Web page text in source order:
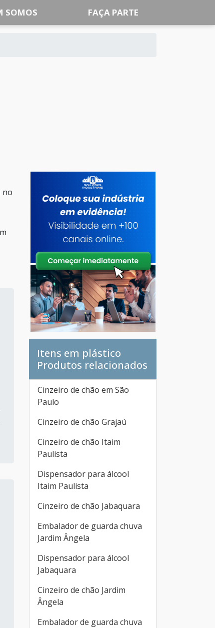
SOMOS FAÇA PARTE
no
Itens em plástico
Produtos relacionados
Cinzeiro de chão em São
Paulo
Cinzeiro de chão Grajaú
Cinzeiro de chão Itaim
Paulista
Dispensador para álcool
Itaim Paulista
Cinzeiro de chão Jabaquara
Embalador de guarda chuva
Jardim Ângela
Dispensador para álcool
Jabaquara
Cinzeiro de chão Jardim
Ângela
Embalador de guarda chuva